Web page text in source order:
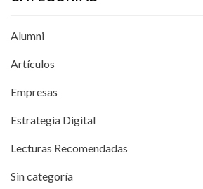
Alumni
Artículos
Empresas
Estrategia Digital
Lecturas Recomendadas
Sin categoría